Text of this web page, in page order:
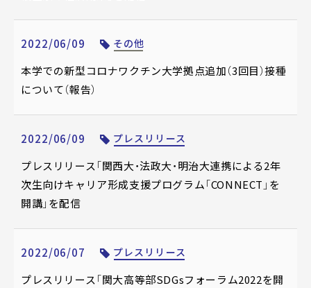
2022/06/09 その他
本学での新型コロナワクチン大学拠点追加（3回目）接種
について（報告）
2022/06/09 プレスリリース
プレスリリース「関西大・法政大・明治大連携による2年
次生向けキャリア形成支援プログラム「CONNECT」を
開講」を配信
2022/06/07 プレスリリース
プレスリリース「関大高等部SDGsフォーラム2022を開